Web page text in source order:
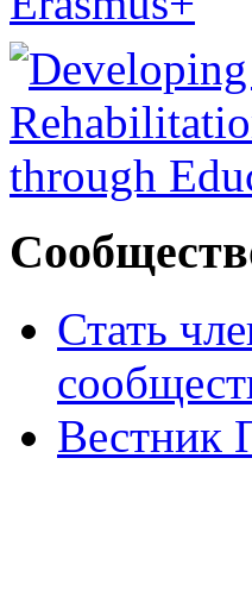
Стать